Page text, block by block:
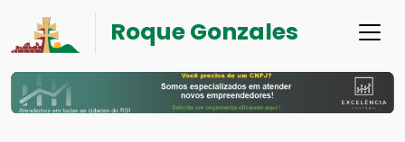
Roque Gonzales